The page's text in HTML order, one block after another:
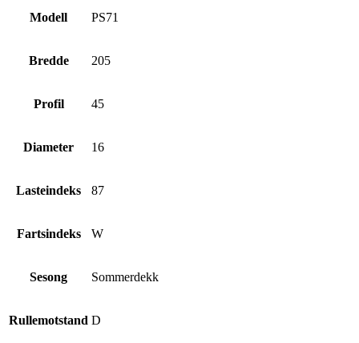
Modell PS71
Bredde 205
Profil 45
Diameter 16
Lasteindeks 87
Fartsindeks W
Sesong Sommerdekk
Rullemotstand D